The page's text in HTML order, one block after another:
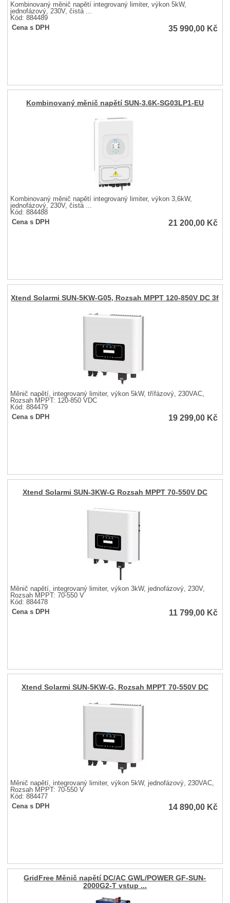
Kombinovaný měnič napětí integrovaný limiter, výkon 5kW,
jednofázový, 230V, čistá ...
Kód: 884489
Cena s DPH
35 990,00 Kč
Kombinovaný měnič napětí SUN-3.6K-SG03LP1-EU
Kombinovaný měnič napětí integrovaný limiter, výkon 3,6kW,
jednofázový, 230V, čistá ...
Kód: 884488
Cena s DPH
21 200,00 Kč
Xtend Solarmi SUN-5KW-G05, Rozsah MPPT 120-850V DC 3f
Měnič napětí, integrovaný limiter, výkon 5kW, třífázový, 230VAC,
Rozsah MPPT: 120-850 VDC
Kód: 884479
Cena s DPH
19 299,00 Kč
Xtend Solarmi SUN-3KW-G Rozsah MPPT 70-550V DC
Měnič napětí, integrovaný limiter, výkon 3kW, jednofázový, 230V,
Rozsah MPPT: 70-550 V
Kód: 884478
Cena s DPH
11 799,00 Kč
Xtend Solarmi SUN-5KW-G, Rozsah MPPT 70-550V DC
Měnič napětí, integrovaný limiter, výkon 5kW, jednofázový, 230VAC,
Rozsah MPPT: 70-550 V
Kód: 884477
Cena s DPH
14 890,00 Kč
GridFree Měnič napětí DC/AC GWL/POWER GF-SUN-
2000G2-T vstup ...